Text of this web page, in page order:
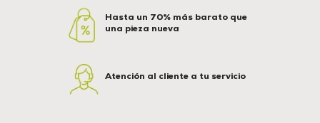
Hasta un 70% más barato que
una pieza nueva
Atención al cliente a tu servicio